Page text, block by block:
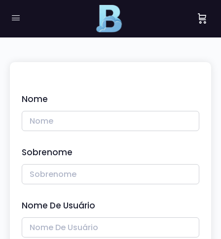
Nome
Sobrenome
Nome De Usuário